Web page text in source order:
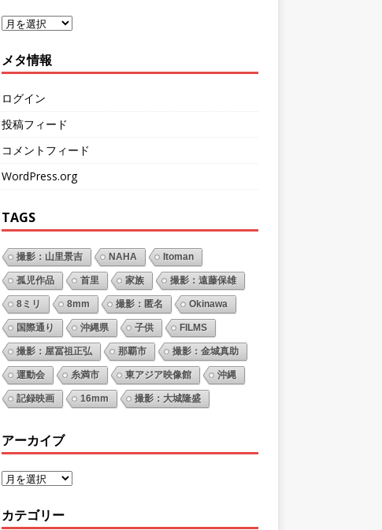
メタ情報
ログイン
投稿フィード
コメントフィード
WordPress.org
TAGS
撮影：山里景吉 NAHA Itoman
孤児作品 首里 家族 撮影：遠藤保雄
8ミリ 8mm 撮影：匿名 Okinawa
国際通り 沖縄県 子供 FILMS
撮影：屋冨祖正弘 那覇市 撮影：金城真助
運動会 糸満市 東アジア映像館 沖縄
記録映画 16mm 撮影：大城隆盛
アーカイブ
カテゴリー